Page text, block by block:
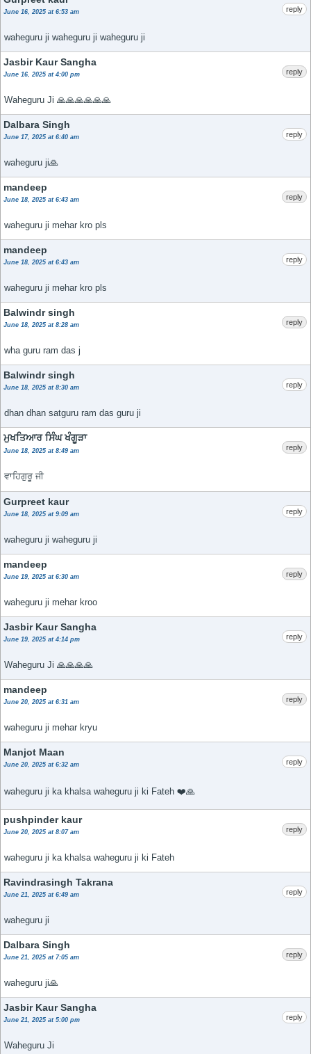
June 16, 2025 at 6:53 am
waheguru ji waheguru ji waheguru ji
reply
Jasbir Kaur Sangha
June 16, 2025 at 4:00 pm
Waheguru Ji 🙏🙏🙏🙏🙏🙏
reply
Dalbara Singh
June 17, 2025 at 6:40 am
waheguru ji🙏
reply
mandeep
June 18, 2025 at 6:43 am
waheguru ji mehar kro pls
reply
mandeep
June 18, 2025 at 6:43 am
waheguru ji mehar kro pls
reply
Balwindr singh
June 18, 2025 at 8:28 am
wha guru ram das j
reply
Balwindr singh
June 18, 2025 at 8:30 am
dhan dhan satguru ram das guru ji
reply
ਮੁਖਤਿਆਰ ਸਿੰਘ ਖੰਗੂੜਾ
June 18, 2025 at 8:49 am
ਵਾਹਿਗੁਰੂ ਜੀ
reply
Gurpreet kaur
June 18, 2025 at 9:09 am
waheguru ji waheguru ji
reply
mandeep
June 19, 2025 at 6:30 am
waheguru ji mehar kroo
reply
Jasbir Kaur Sangha
June 19, 2025 at 4:14 pm
Waheguru Ji 🙏🙏🙏🙏
reply
mandeep
June 20, 2025 at 6:31 am
waheguru ji mehar kryu
reply
Manjot Maan
June 20, 2025 at 6:32 am
waheguru ji ka khalsa waheguru ji ki Fateh ❤️🙏
reply
pushpinder kaur
June 20, 2025 at 8:07 am
waheguru ji ka khalsa waheguru ji ki Fateh
reply
Ravindrasingh Takrana
June 21, 2025 at 6:49 am
waheguru ji
reply
Dalbara Singh
June 21, 2025 at 7:05 am
waheguru ji🙏
reply
Jasbir Kaur Sangha
June 21, 2025 at 5:00 pm
Waheguru Ji
reply